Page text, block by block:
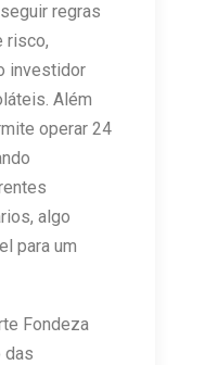
regras
risco,
investidor
Além
operar 24
algo
para um
Fondeza
das